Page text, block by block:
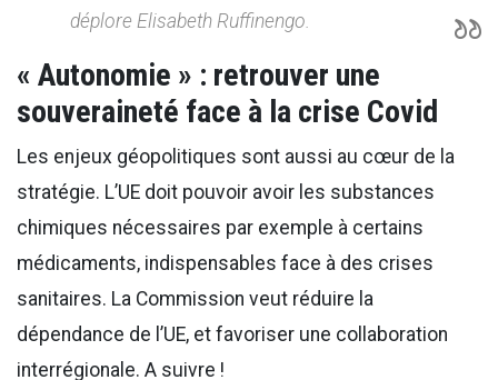
déplore Elisabeth Ruffinengo.
« Autonomie » : retrouver une
souveraineté face à la crise Covid
Les enjeux géopolitiques sont aussi au cœur de la
stratégie. L’UE doit pouvoir avoir les substances
chimiques nécessaires par exemple à certains
médicaments, indispensables face à des crises
sanitaires. La Commission veut réduire la
dépendance de l’UE, et favoriser une collaboration
interrégionale. A suivre !